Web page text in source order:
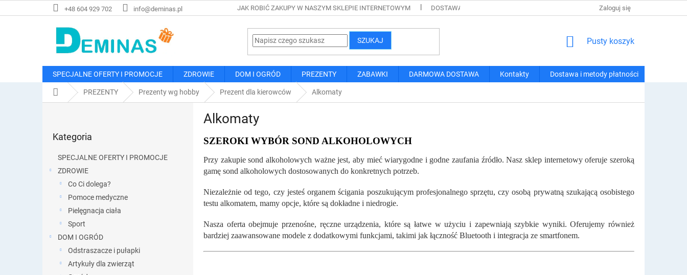
do
+48 604 929 702 info@deminas.pl JAK ROBIĆ ZAKUPY W NASZYM SKLEPIE INTERNETOWYM DOSTAWA I METODY PŁATNOŚCI REGULAMIN ZAKUPÓW
Zaloguj się
SZUKAJ KOSZYK
Pusty koszyk
SPECJALNE OFERTY I PROMOCJE ZDROWIE DOM I OGRÓD PREZENTY ZABAWKI DARMOWA DOSTAWA Kontakty Dostawa i metody płatności
Home PREZENTY Prezenty wg hobby Prezent dla kierowców Alkomaty
kategorie
Kategoria
SPECJALNE OFERTY I PROMOCJE
ZDROWIE
Co Ci dolega?
Pomoce medyczne
Pielęgnacja ciała
Sport
DOM I OGRÓD
Odstraszacze i pułapki
Artykuły dla zwierząt
Alkomaty
SZEROKI WYBÓR SOND ALKOHOLOWYCH
Przy zakupie sond alkoholowych ważne jest, aby mieć wiarygodne i godne zaufania źródło. Nasz sklep internetowy oferuje szeroką
gamę sond alkoholowych dostosowanych do konkretnych potrzeb.
Niezależnie od tego, czy jesteś organem ścigania poszukującym profesjonalnego sprzętu, czy osobą prywatną szukającą osobistego
testu alkomatem, mamy opcje, które są dokładne i niedrogie.
Nasza oferta obejmuje przenośne, ręczne urządzenia, które są łatwe w użyciu i zapewniają szybkie wyniki. Oferujemy również
bardziej zaawansowane modele z dodatkowymi funkcjami, takimi jak łączność Bluetooth i integracja ze smartfonem.